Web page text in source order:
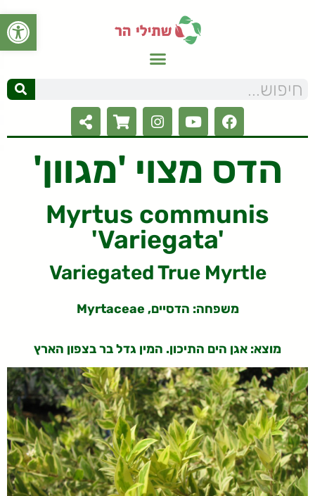
פתח
הדס מצוי 'מגוון'
Myrtus communis
'Variegata'
Variegated True Myrtle
משפחה: הדסיים, Myrtaceae
מוצא: אגן הים התיכון. המין גדל בר בצפון הארץ